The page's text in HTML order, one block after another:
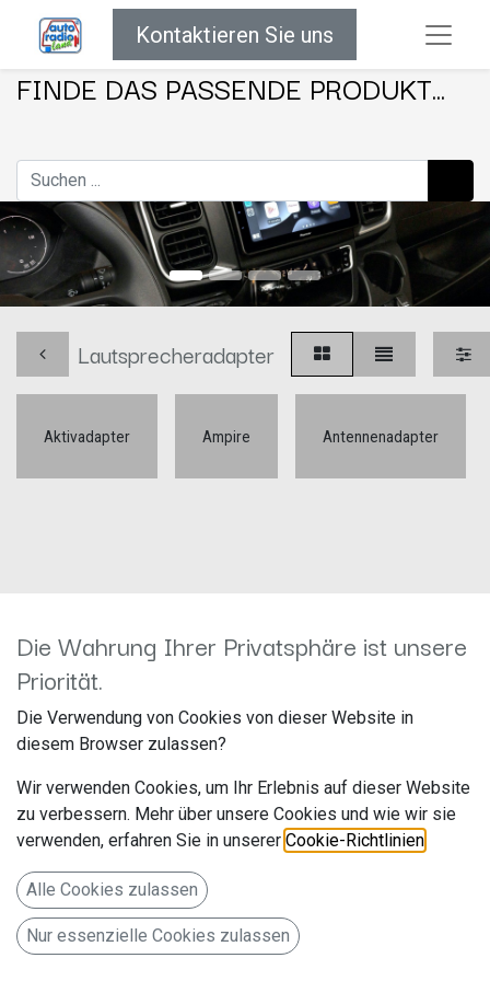
Kontaktieren Sie uns
FINDE DAS PASSENDE PRODUKT...
Lautsprecheradapter
Aktivadapter Ampire Antennenadapter
Kein Produkt definiert
Kein Produkt definiert in der Kategorie „
Bezugsstoffe".
Die Wahrung Ihrer Privatsphäre ist unsere
Priorität.
Die Verwendung von Cookies von dieser Website in
diesem Browser zulassen?
Wir verwenden Cookies, um Ihr Erlebnis auf dieser Website
zu verbessern. Mehr über unsere Cookies und wie wir sie
verwenden, erfahren Sie in unserer Cookie-Richtlinien
Alle Cookies zulassen
Nur essenzielle Cookies zulassen